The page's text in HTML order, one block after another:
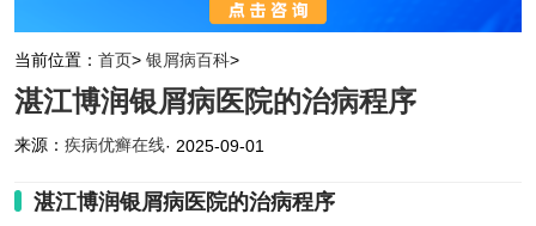
当前位置： 首页> 银屑病百科>
湛江博润银屑病医院的治病程序
来源： 疾病优癣在线· 2025-09-01
湛江博润银屑病医院的治病程序